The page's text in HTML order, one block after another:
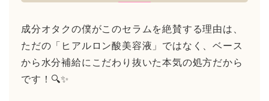
成分オタクの僕がこのセラムを絶賛する理由は、
ただの「ヒアルロン酸美容液」ではなく、ベース
から水分補給にこだわり抜いた本気の処方だから
です！🔍✨